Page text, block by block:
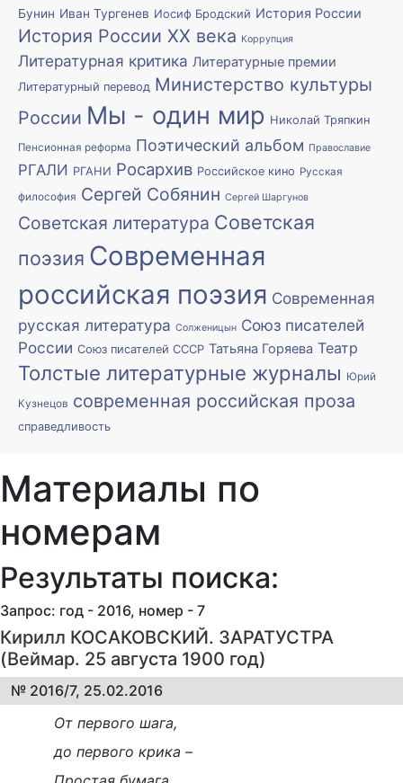
Бунин Иван Тургенев Иосиф Бродский История России
История России XX века Коррупция
Литературная критика Литературные премии
Литературный перевод Министерство культуры
России Мы - один мир Николай Тряпкин
Пенсионная реформа Поэтический альбом Православие
РГАЛИ РГАНИ Росархив Российское кино Русская
философия Сергей Собянин Сергей Шаргунов
Советская литература Советская
поэзия Современная
российская поэзия Современная
русская литература Солженицын Союз писателей
России Союз писателей СССР Татьяна Горяева Театр
Толстые литературные журналы Юрий
Кузнецов современная российская проза
справедливость
Материалы по
номерам
Результаты поиска:
Запрос: год - 2016, номер - 7
Кирилл КОСАКОВСКИЙ. ЗАРАТУСТРА
(Веймар. 25 августа 1900 год)
№ 2016/7, 25.02.2016
От первого шага,
до первого крика –